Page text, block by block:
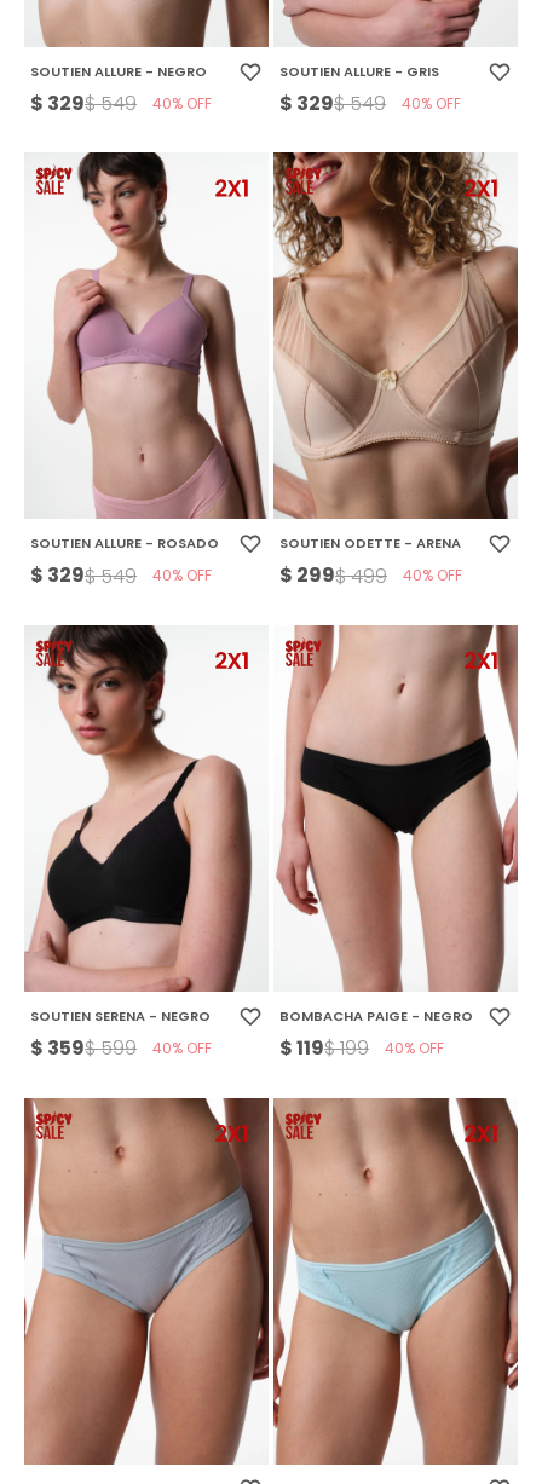
SOUTIEN ALLURE - NEGRO
$ 329$549 40
SOUTIEN ALLURE - GRIS
$ 329$549 40
SOUTIEN ALLURE - ROSADO
$ 329$549 40
SOUTIEN ODETTE - ARENA
$ 299$499 40
SOUTIEN SERENA - NEGRO
$ 359$599 40
BOMBACHA PAIGE - NEGRO
$119$199 40